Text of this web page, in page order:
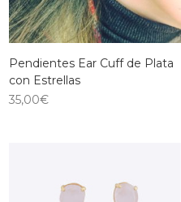
Pendientes Ear Cuff de Plata
con Estrellas
35,00€